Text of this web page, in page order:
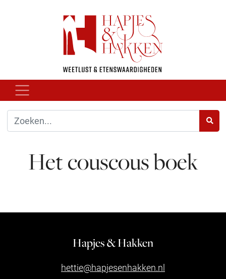
Het couscous boek
Hapjes & Hakken
hettie@hapjesenhakken.nl